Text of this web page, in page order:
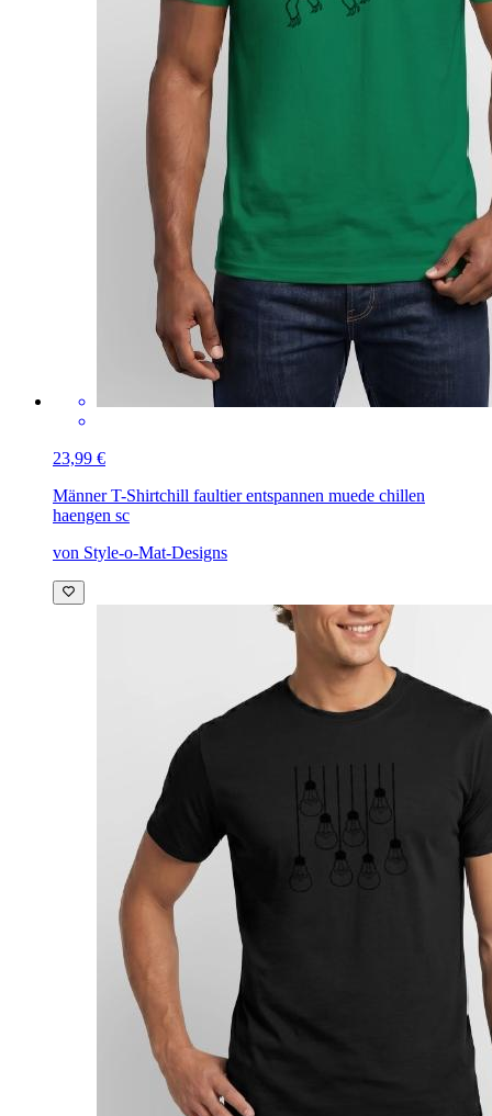
23,99 €
Männer T-Shirtchill faultier entspannen muede chillen
haengen sc
von Style-o-Mat-Designs